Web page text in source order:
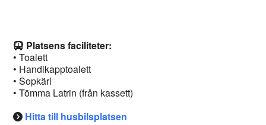
Platsens faciliteter:
• Toalett
• Handikapptoalett
• Sopkärl
• Tömma Latrin (från kassett)
Hitta till husbilsplatsen